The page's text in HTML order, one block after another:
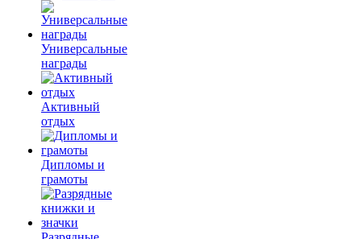
Универсальные
награды
Активный
отдых
Дипломы и
грамоты